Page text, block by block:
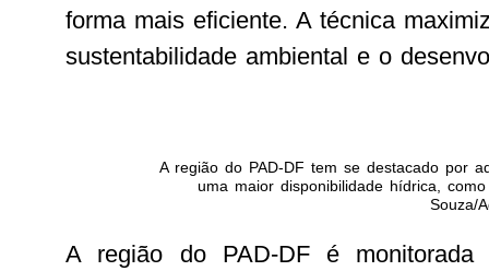
forma mais eficiente. A técnica
sustentabilidade ambiental e o
A região do PAD-DF tem se destacado por
uma maior disponibilidade hídrica,
Souza/
A região do PAD-DF é